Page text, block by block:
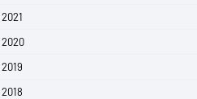
2021
2020
2019
2018